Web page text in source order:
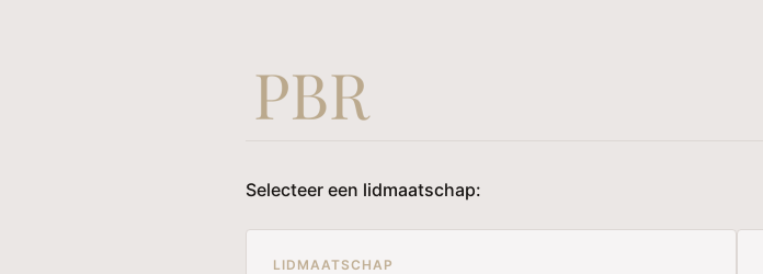
Selecteer een lidmaatschap:
LIDMAATSCHAP